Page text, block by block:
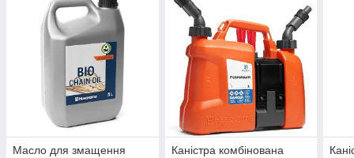
Масло для змащення
Каністра комбінована